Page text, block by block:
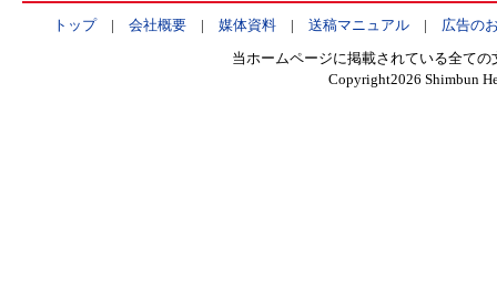
トップ| 会社概要| 媒体資料| 送稿マニュアル| 広告の
当ホームページに掲載されている全て
Copyright2026 Shimbun